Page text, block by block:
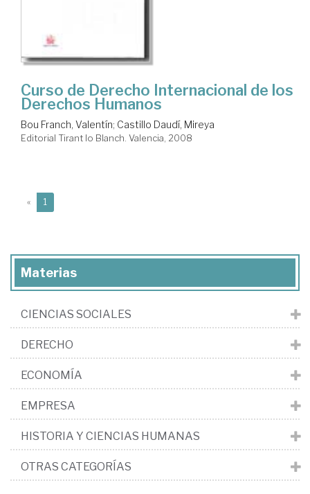
Curso de Derecho Internacional de los
Derechos Humanos
Bou Franch, Valentín; Castillo Daudí, Mireya
Editorial Tirant lo Blanch. Valencia, 2008
« 1
Materias
CIENCIAS SOCIALES
DERECHO
ECONOMÍA
EMPRESA
HISTORIA Y CIENCIAS HUMANAS
OTRAS CATEGORÍAS